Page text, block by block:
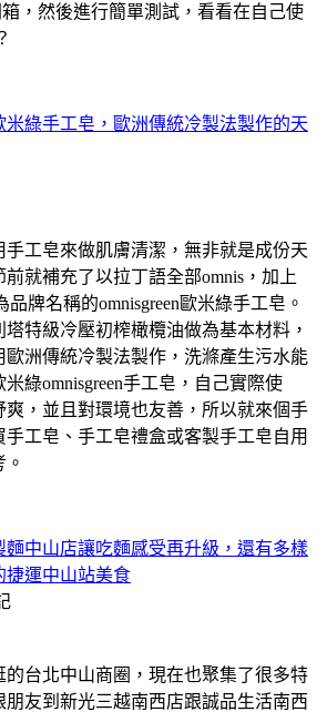
，然後進行簡單測試，看看在自己使
米綠手工皂，歐洲傳統冷製法製作的天
工皂來做肌膚清潔，無非就是成份天
就補充了以拉丁語全部omnis，加上
品牌名稱的omnisgreen歐米綠手工皂。
特級冷壓初榨橄欖油做為基本材料，
洲傳統冷製法製作，洗滌產生污水能
綠omnisgreen手工皂，自己實際使
爽，並且對環境也友善，所以就來個手
工皂、手工皂禮盒或客製手工皂自用
麵中山店讓吃麵感受再升級，還有多樣
捷運中山站美食
台北中山商圈，現在也聚集了很多特
友到新光三越南西店跟誠品生活南西